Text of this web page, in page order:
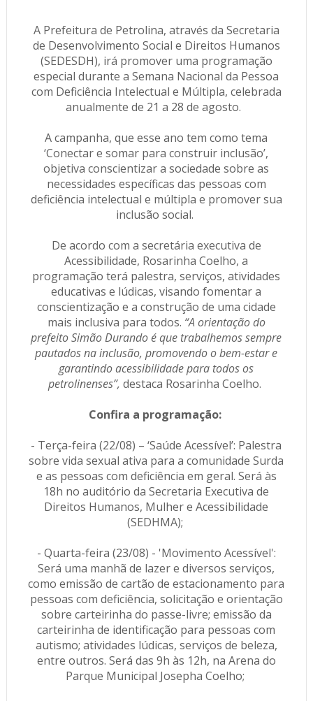
A Prefeitura de Petrolina, através da Secretaria
de Desenvolvimento Social e Direitos Humanos
(SEDESDH), irá promover uma programação
especial durante a Semana Nacional da Pessoa
com Deficiência Intelectual e Múltipla, celebrada
anualmente de 21 a 28 de agosto.
A campanha, que esse ano tem como tema
‘Conectar e somar para construir inclusão’,
objetiva conscientizar a sociedade sobre as
necessidades específicas das pessoas com
deficiência intelectual e múltipla e promover sua
inclusão social.
De acordo com a secretária executiva de
Acessibilidade, Rosarinha Coelho, a
programação terá palestra, serviços, atividades
educativas e lúdicas, visando fomentar a
conscientização e a construção de uma cidade
mais inclusiva para todos. “A orientação do
prefeito Simão Durando é que trabalhemos sempre
pautados na inclusão, promovendo o bem-estar e
garantindo acessibilidade para todos os
petrolinenses”,destaca Rosarinha Coelho.
Confira a programação:
- Terça-feira (22/08) – ‘Saúde Acessível’: Palestra
sobre vida sexual ativa para a comunidade Surda
e as pessoas com deficiência em geral. Será às
18h no auditório da Secretaria Executiva de
Direitos Humanos, Mulher e Acessibilidade
(SEDHMA);
- Quarta-feira (23/08) - 'Movimento Acessível':
Será uma manhã de lazer e diversos serviços,
como emissão de cartão de estacionamento para
pessoas com deficiência, solicitação e orientação
sobre carteirinha do passe-livre; emissão da
carteirinha de identificação para pessoas com
autismo; atividades lúdicas, serviços de beleza,
entre outros. Será das 9h às 12h, na Arena do
Parque Municipal Josepha Coelho;